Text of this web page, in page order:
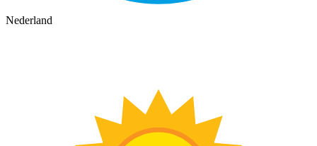
Nederland